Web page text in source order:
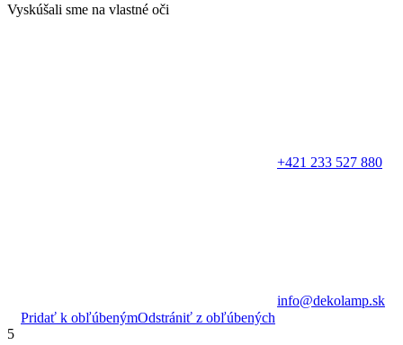
Vyskúšali sme na vlastné oči
+421 233 527 880
info@dekolamp.sk
Pridať k obľúbenýmOdstrániť z obľúbených
5